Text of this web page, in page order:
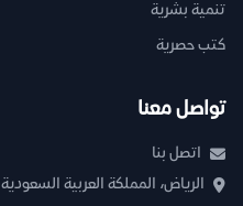
تنمية بشرية
كتب حصرية
تواصل معنا
اتصل بنا
الرياض، المملكة العربية السعودية